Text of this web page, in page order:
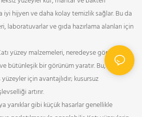
hijyen ve daha kolay temizlik sağlar. Bu da
laboratuvarlar ve gıda hazırlama alanları için
yüzey malzemeleri, neredeyse görünmez
bütünleşik bir görünüm yaratır. Bu, özellikle
için avantajlıdır; kusursuz
artırır.
yanıklar gibi küçük hasarlar genellikle